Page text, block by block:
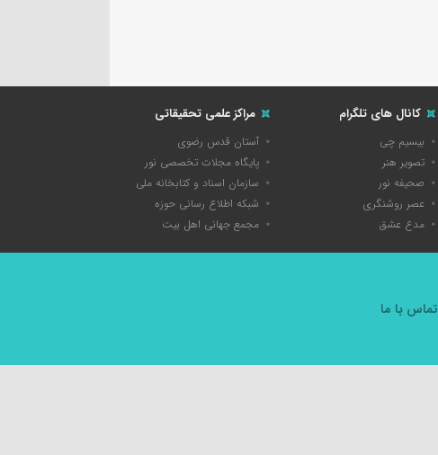
کانال های تلگرام
بیسیم چی
تصویر هنر
صحیفه نور
عصر روشنگری
مدع عشق
مراکز علمی تحقیقاتی
آستان قدس رضوی
پایگاه مجلات تخصصی نور
سازمان اسناد و کتابخانه ملی
شبکه اطلاع رسانی حوزه
مجمع جهانی اهل بیت
تماس با ما